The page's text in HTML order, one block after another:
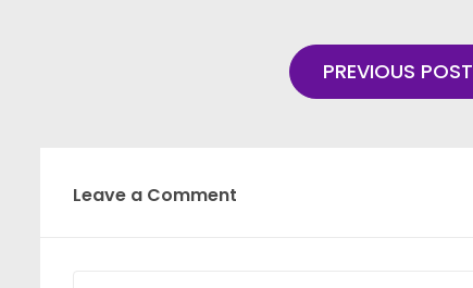
PREVIOUS POST
Leave a Comment